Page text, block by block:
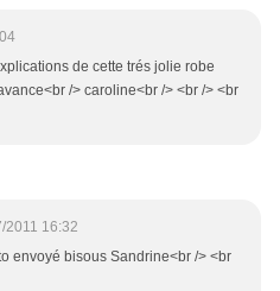
de cette trés jolie robe
/> caroline<br /> <br /> <br
2011 16:32
envoyé bisous Sandrine<br /> <br